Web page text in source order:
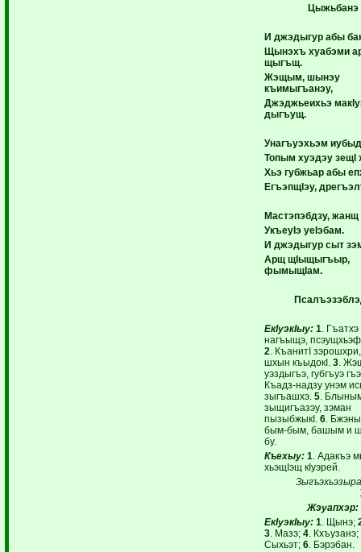
Цыжьбанэ
И джэдыгур абы
Щынэхъ хуабэми
щыгъщ.
Жэщым, шынэу
къимыгъанэу,
Джэджьеихьэ
дыгъущ.
Унагъуэхьэм
Топым хуэдэу зещI
Хьэ губжьар абы
ЕгъэпщIэу,
Мастэпэбдзу, жанщ
УкъеуIэ уеIэбам.
И джэдыгур сыт
Арщ щIыщыгъыр,
фымыщIам.
ЕкIуэкIыу: 1 . Гъатхэ
нагъыщэ,
2 . КъанитI
шхын къыдокI. 3.
уэздыгъэ, губгъуэ
Къадз-надзу унэм
зыгъашхэ. 5.
зыщигъазэу, зэман
пызыбжыкI. 6.
бым-бым, башым и
бу.
Къехыу: 1 . Адакъэ
хьэщIэщ кIуэрей.
Жэуапхэр:
ЕкIуэкIыу: 1 . Щынэ;
3. Мазэ; 4. Кхъузанэ;
Сыхьэт; 6. Бэрэбан.